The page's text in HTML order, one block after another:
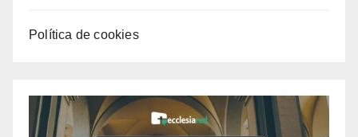
Política de cookies